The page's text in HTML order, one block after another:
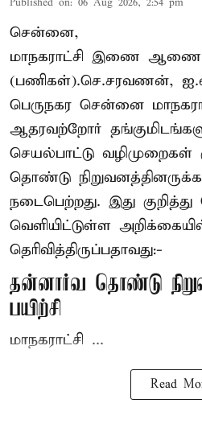
Published on: 06 Aug 2026, 2:54 pm
சென்னை,
மாநகராட்சி இணை
(பணிகள்).செ.சரவணன்,
பெருநகர சென்னை
ஆதரவற்றோர்
செயல்பாட்டு வழிமுறைகள்
தொண்டு
நடைபெற்றது. இது
வெளியிட்டுள்ள
தெரிவித்திருப்பதாவது:-
தன்னார்வ தொண்டு
பயிற்சி
மாநகராட்சி ...
Read